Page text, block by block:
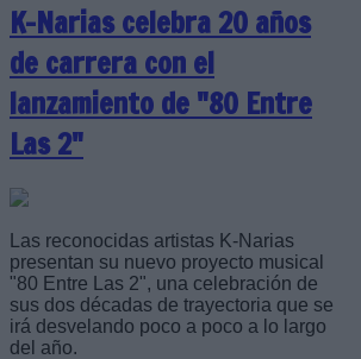
K-Narias celebra 20 años
de carrera con el
lanzamiento de "80 Entre
Las 2"
Las reconocidas artistas K-Narias
presentan su nuevo proyecto musical
"80 Entre Las 2", una celebración de
sus dos décadas de trayectoria que se
irá desvelando poco a poco a lo largo
del año.